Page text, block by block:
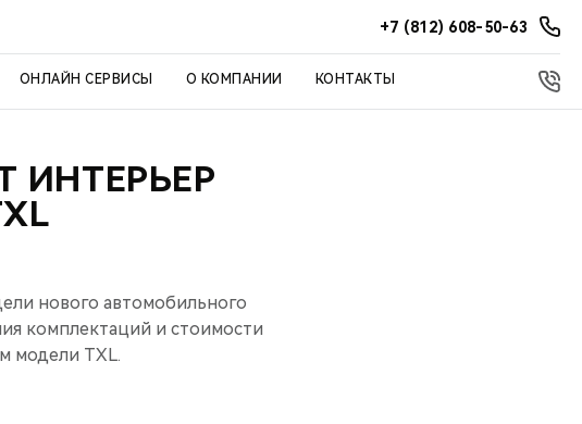
+7 (812) 608-50-63
ОНЛАЙН СЕРВИСЫ О КОМПАНИИ КОНТАКТЫ
ИНТЕРЬЕР
нового автомобильного
комплектаций и стоимости
модели TXL.